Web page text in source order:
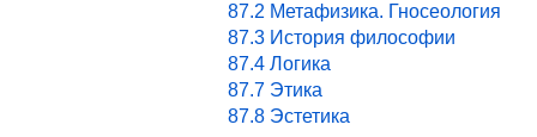
87.2 Метафизика. Гносеология
87.3 История философии
87.4 Логика
87.7 Этика
87.8 Эстетика